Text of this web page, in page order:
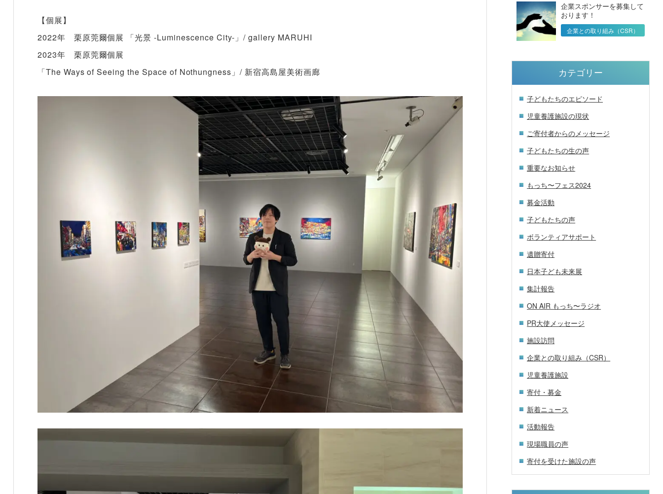
【個展】
2022年 栗原莞爾個展 「光景 -Luminescence City-」/ gallery MARUHI
2023年 栗原莞爾個展
「The Ways of Seeing the Space of Nothungness」/ 新宿高島屋美術画廊
企業スポンサーを募集して
おります！
企業との取り組み（CSR）
カテゴリー
子どもたちのエピソード
児童養護施設の現状
ご寄付者からのメッセージ
子どもたちの生の声
重要なお知らせ
もっち〜フェス2024
募金活動
子どもたちの声
ボランティアサポート
遺贈寄付
日本子ども未来展
集計報告
ON AIR もっち〜ラジオ
PR大使メッセージ
施設訪問
企業との取り組み（CSR）
児童養護施設
寄付・募金
新着ニュース
活動報告
現場職員の声
寄付を受けた施設の声